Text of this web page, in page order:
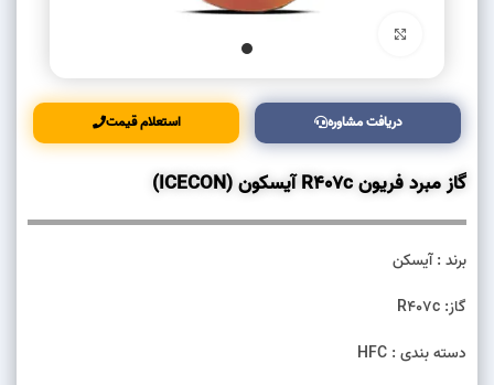
دریافت مشاوره استعلام قیمت
گاز مبرد فریون R407c آیسکون (ICECON)
برند : آیسکن
گاز: R407c
دسته بندی : HFC